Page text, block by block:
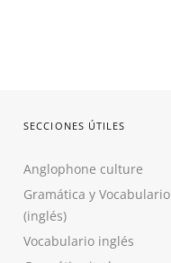
SECCIONES ÚTILES
Anglophone culture
Gramática y Vocabulario
(inglés)
Vocabulario inglés